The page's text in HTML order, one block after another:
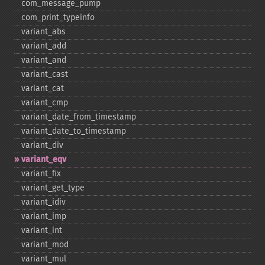
com_​message_​pump
com_​print_​typeinfo
variant_​abs
variant_​add
variant_​and
variant_​cast
variant_​cat
variant_​cmp
variant_​date_​from_​timestamp
variant_​date_​to_​timestamp
variant_​div
variant_​eqv
variant_​fix
variant_​get_​type
variant_​idiv
variant_​imp
variant_​int
variant_​mod
variant_​mul